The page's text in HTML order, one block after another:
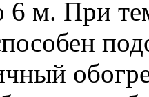
6 м. При